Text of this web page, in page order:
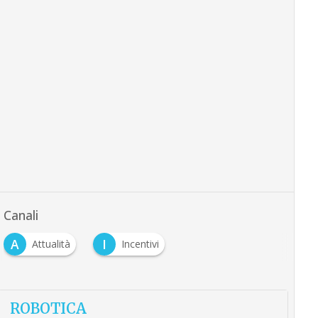
Canali
A
Attualità I Incentivi
ROBOTICA